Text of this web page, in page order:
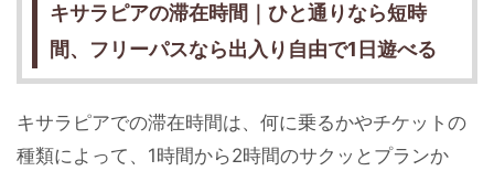
キサラピアの滞在時間｜ひと通りなら短時
間、フリーパスなら出入り自由で1日遊べる
キサラピアでの滞在時間は、何に乗るかやチケットの
種類によって、1時間から2時間のサクッとプランか